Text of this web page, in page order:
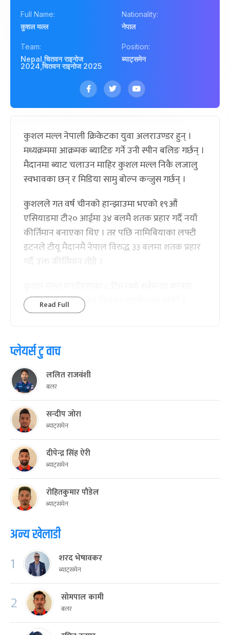
Full Name:
कुशल मल्ल
Nationality:
नेपाल
Team:
Nepal ,चितवन राइनोज
2024 ,चितवन राइनोज 2025
Position:
ब्याट्समेन
कुशल मल्ल नेपाली क्रिकेटका युवा अलराउण्डर हुन् ।
मध्यक्रममा आक्रमक ब्याटिङ गर्ने उनी स्पीन बलिङ गर्छन् ।
मैदानमा ब्याट चलाउन माहिर कुशल मल्ल निकै लजालु
स्वभावका छन् र मिडिया सामु बोल्न कन्जुस गर्छन् ।
कुशलले गत वर्ष चीनको हान्झाउमा भएको १९औं
एसियाडमा टी२० आईमा ३४ बलमै शतक प्रहार गर्दै नयाँ
कीर्तिमान बनाएका थिए । तर पछि नामिबियाका लफ्टी
इटनले टीयू मैदानमै नेपाल विरुद्ध ३३ बलमा शतक प्रहार
गर्दै उक्त कीर्तिमान तोडे ।
मार्की खेलाडी हुन् । उन चितवन राइनोजका मार्की र
कप्तान समेत हुन् ।
Read Full
प्लेयर्स टु वाच
ललित राजवंशी
बलर
सन्दीप जोरा
ब्याट्समेन
दीपेन्द्र सिंह ऐरी
ब्याट्समेन
रोहितकुमार पौडेल
ब्याट्समेन
अन्य खेलाडी
1 शरद भेषावकर
ब्याट्समेन
2 सोमपाल कामी
बलर